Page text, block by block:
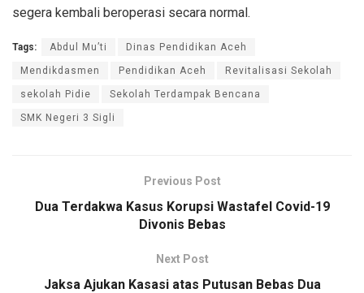
segera kembali beroperasi secara normal.
Tags: Abdul Mu’ti Dinas Pendidikan Aceh
Mendikdasmen Pendidikan Aceh Revitalisasi Sekolah
sekolah Pidie Sekolah Terdampak Bencana
SMK Negeri 3 Sigli
Previous Post
Dua Terdakwa Kasus Korupsi Wastafel Covid-19
Divonis Bebas
Next Post
Jaksa Ajukan Kasasi atas Putusan Bebas Dua